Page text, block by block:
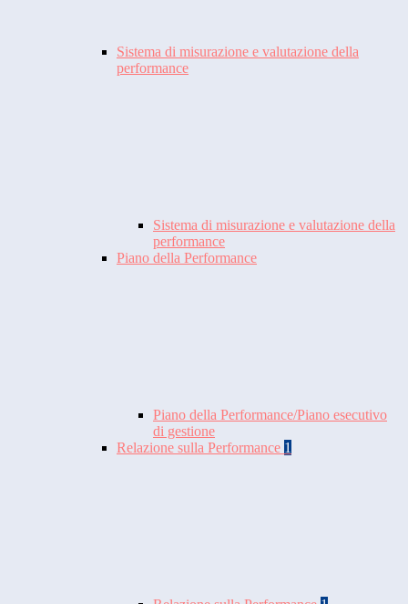
Sistema di misurazione e valutazione della
performance
Sistema di misurazione e valutazione della
performance
Piano della Performance
Piano della Performance/Piano esecutivo
di gestione
Relazione sulla Performance 1